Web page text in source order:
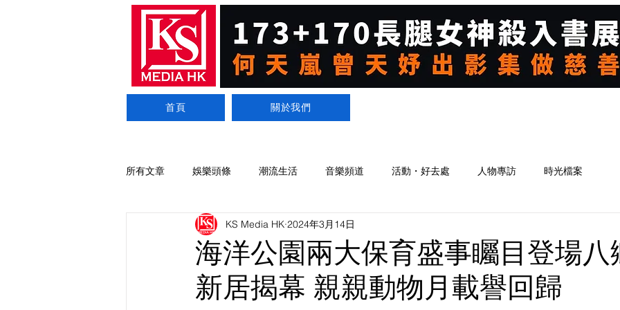
首頁 關於我們
所有文章 娛樂頭條 潮流生活 音樂頻道 活動・好去處 人物專訪 時光檔案
海洋公園兩大保育盛事矚目登場八
新居揭幕 親親動物月載譽回歸
KS Media HK 2024年3月14日